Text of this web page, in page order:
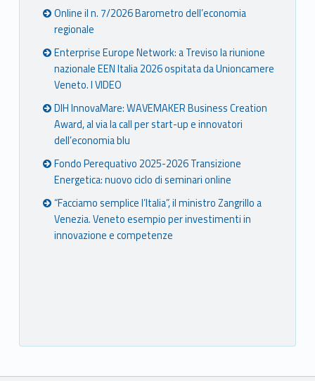
Online il n. 7/2026 Barometro dell’economia
regionale
Enterprise Europe Network: a Treviso la riunione
nazionale EEN Italia 2026 ospitata da Unioncamere
Veneto. I VIDEO
DIH InnovaMare: WAVEMAKER Business Creation
Award, al via la call per start-up e innovatori
dell’economia blu
Fondo Perequativo 2025-2026 Transizione
Energetica: nuovo ciclo di seminari online
“Facciamo semplice l’Italia”, il ministro Zangrillo a
Venezia. Veneto esempio per investimenti in
innovazione e competenze